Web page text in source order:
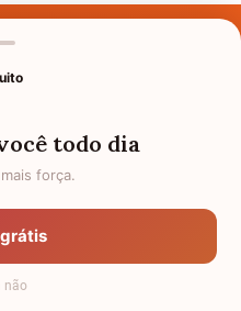
Mundo
Uso
todo dia
força.
não